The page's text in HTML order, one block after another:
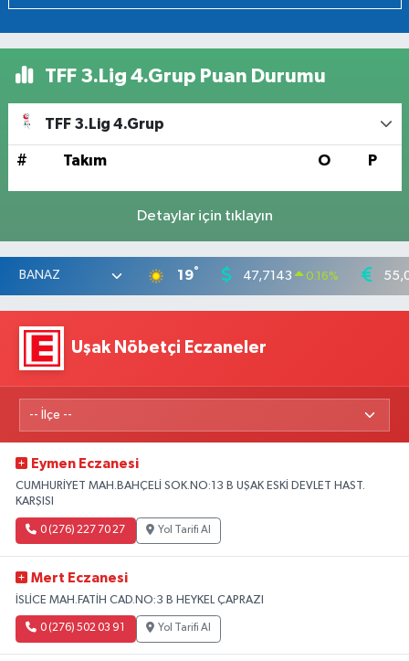
TFF 3.Lig 4.Grup Puan Durumu
TFF 3.Lig 4.Grup
# Takım O P
Detaylar için tıklayın
19° 47,7143 0.16%
Uşak Nöbetçi Eczaneler
Eymen Eczanesi
CUMHURİYET MAH.BAHÇELİ SOK.NO:13 B UŞAK ESKİ DEVLET HAST.
KARŞISI
0 (276) 227 70 27 Yol Tarifi Al
Mert Eczanesi
İSLİCE MAH.FATİH CAD.NO:3 B HEYKEL ÇAPRAZI
0 (276) 502 03 91 Yol Tarifi Al